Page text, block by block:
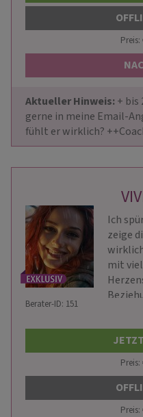
Aktueller Hinweis: + bis
gerne in meine Email-
fühlt er wirklich?
Ich
zeige
mit
sehe
Berater-ID: 151